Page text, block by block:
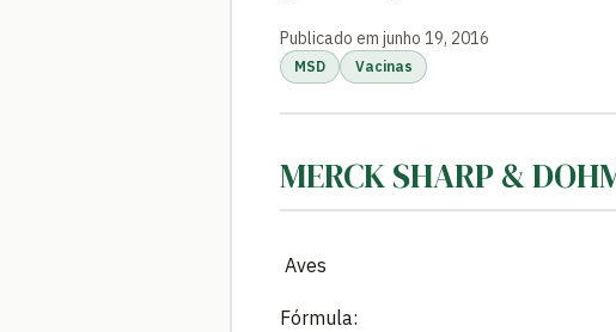
Publicado em junho 19, 2016
MSD Vacinas
MERCK SHARP &
Aves
Fórmula: